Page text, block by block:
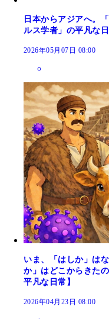
日本からアジアへ。
ルス学者」の平凡な日
2026年05月07日 08:00
いま、「はしか」は
か」はどこからきた
平凡な日常】
2026年04月23日 08:00